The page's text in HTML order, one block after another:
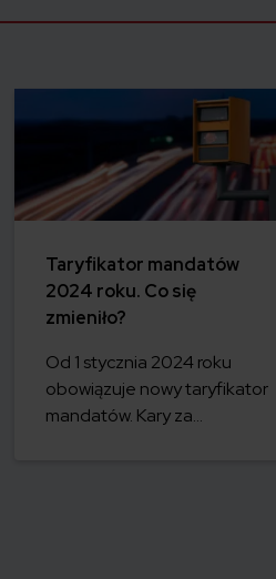
Taryfikator mandatów
2024 roku. Co się
zmieniło?
Od 1 stycznia 2024 roku
obowiązuje nowy taryfikator
mandatów. Kary za